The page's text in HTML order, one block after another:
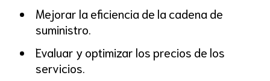
Mejorar la eficiencia de la cadena de
suministro.
Evaluar y optimizar los precios de los
servicios.